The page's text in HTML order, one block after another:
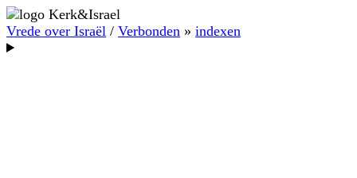
Vrede over Israël / Verbonden » indexen